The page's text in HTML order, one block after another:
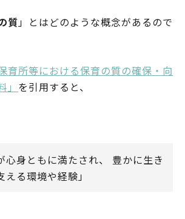
質 」とはどのような概念があるので
保育所等における保育の質の確保・向
を引用すると、
心身ともに満たされ、 豊かに生き
る環境や経験」